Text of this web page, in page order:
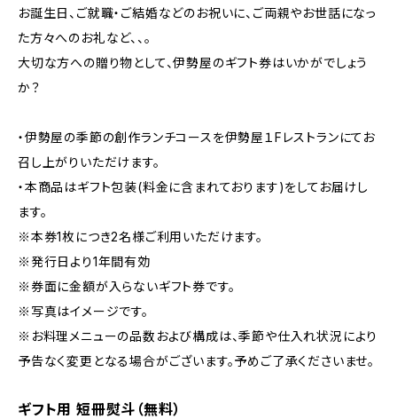
お誕生日、ご就職・ご結婚などのお祝いに、ご両親やお世話になっ
た方々へのお礼など、、。
大切な方への贈り物として、伊勢屋のギフト券はいかがでしょう
か？
・伊勢屋の季節の創作ランチコースを伊勢屋１Fレストランにてお
召し上がりいただけます。
・本商品はギフト包装(料金に含まれております)をしてお届けし
ます。
※本券1枚につき2名様ご利用いただけます。
※発行日より1年間有効
※券面に金額が入らないギフト券です。
※写真はイメージです。
※お料理メニューの品数および構成は、季節や仕入れ状況により
予告なく変更となる場合がございます。予めご了承くださいませ。
ギフト用 短冊熨斗（無料）